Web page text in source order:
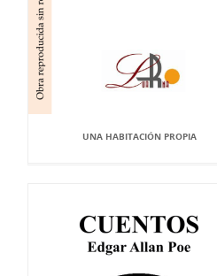
UNA HABITACIÓN PROPIA